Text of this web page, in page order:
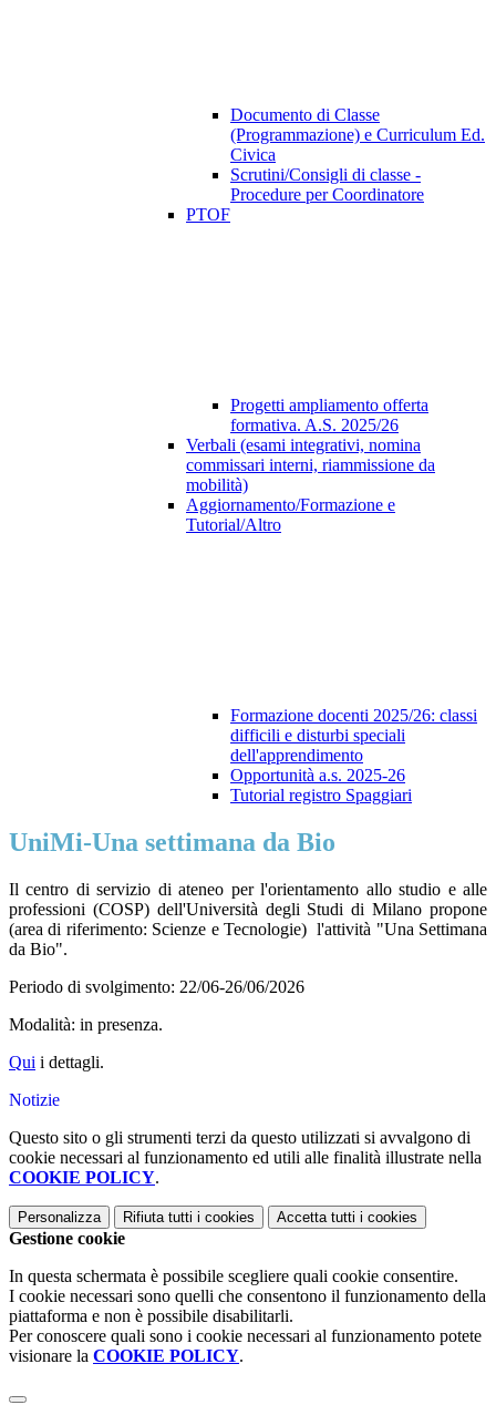
Documento di Classe
(Programmazione) e Curriculum Ed.
Civica
Scrutini/Consigli di classe -
Procedure per Coordinatore
PTOF
Progetti ampliamento offerta
formativa. A.S. 2025/26
Verbali (esami integrativi, nomina
commissari interni, riammissione da
mobilità)
Aggiornamento/Formazione e
Tutorial/Altro
Formazione docenti 2025/26: classi
difficili e disturbi speciali
dell'apprendimento
Opportunità a.s. 2025-26
Tutorial registro Spaggiari
UniMi-Una settimana da Bio
Il centro di servizio di ateneo per l'orientamento allo studio e alle
professioni (COSP) dell'Università degli Studi di Milano propone
(area di riferimento: Scienze e Tecnologie) l'attività "Una Settimana
da Bio".
Periodo di svolgimento: 22/06-26/06/2026
Modalità: in presenza.
Qui i dettagli.
Notizie
Questo sito o gli strumenti terzi da questo utilizzati si avvalgono di
cookie necessari al funzionamento ed utili alle finalità illustrate nella
COOKIE POLICY.
Personalizza Rifiuta tutti i cookies Accetta tutti i cookies
Gestione cookie
In questa schermata è possibile scegliere quali cookie consentire.
I cookie necessari sono quelli che consentono il funzionamento della
piattaforma e non è possibile disabilitarli.
Per conoscere quali sono i cookie necessari al funzionamento potete
visionare la COOKIE POLICY.